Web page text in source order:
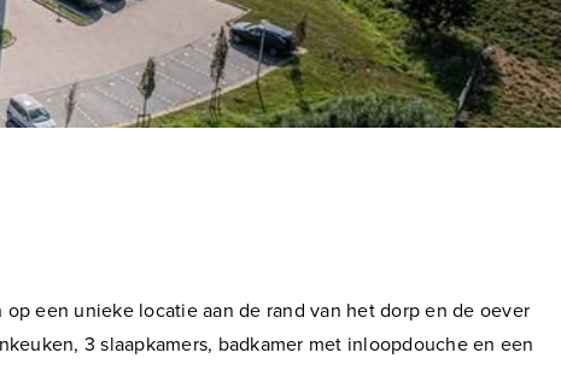
een unieke locatie aan de rand van het dorp en de oever
3 slaapkamers, badkamer met inloopdouche en een